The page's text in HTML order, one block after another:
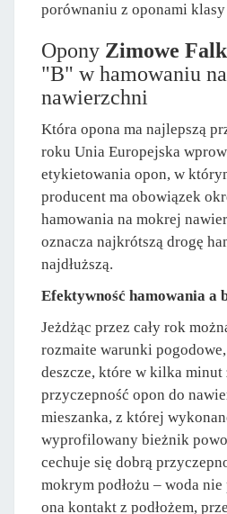
porównaniu z oponami klasy
Opony Zimowe
"B" w hamowaniu
nawierzchni
Która opona ma najlepszą
roku Unia Europejska
etykietowania opon, w
producent ma obowiązek
hamowania na mokrej
oznacza najkrótszą drogę
najdłuższą.
Efektywność hamowania a
Jeżdżąc przez cały rok
rozmaite warunki
deszcze, które w kilka minut
przyczepność opon do
mieszanka, z której
wyprofilowany bieżnik
cechuje się dobrą
mokrym podłożu – woda
ona kontakt z podłożem,